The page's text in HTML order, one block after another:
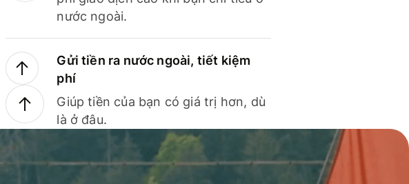
nước ngoài.
Gửi tiền ra nước ngoài, tiết kiệm
phí
Giúp tiền của bạn có giá trị hơn, dù
là ở đâu.